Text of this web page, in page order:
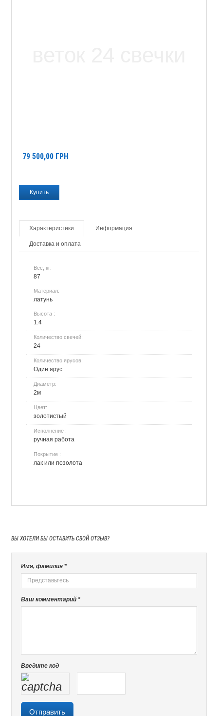
79 500,00 ГРН
Характеристики Информация
Доставка и оплата
Вес, кг:
87
Материал:
латунь
Высота :
1.4
Количество свечей:
24
Количество ярусов:
Один ярус
Диаметр:
2м
Цвет:
золотистый
Исполнение :
ручная работа
Покрытие :
лак или позолота
ВЫ ХОТЕЛИ БЫ ОСТАВИТЬ СВОЙ ОТЗЫВ?
Имя, фамилия *
Ваш комментарий *
Введите код